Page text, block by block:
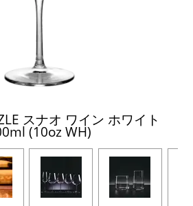
スナオ ワイン ホワイト
(10oz WH)